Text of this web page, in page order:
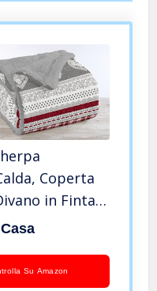
Coperta
in Finta
Doppio
Su Amazon